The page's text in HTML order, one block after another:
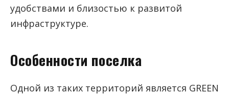
удобствами и близостью к развитой
инфраструктуре.
Особенности поселка
Одной из таких территорий является GREEN